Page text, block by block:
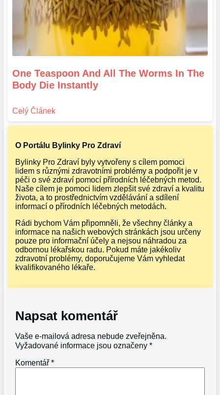
One Teaspoon And All The Worms In The
Body Die Instantly
O Portálu Bylinky Pro Zdraví
Bylinky Pro Zdraví byly vytvořeny s cílem pomoci
lidem s různými zdravotními problémy a podpořit je v
péči o své zdraví pomocí přírodních léčebných metod.
Naše cílem je pomoci lidem zlepšit své zdraví a kvalitu
života, a to prostřednictvím vzdělávání a sdílení
informací o přírodních léčebných metodách.
Rádi bychom Vám připomněli, že všechny články a
informace na našich webových stránkách jsou určeny
pouze pro informační účely a nejsou náhradou za
odbornou lékařskou radu. Pokud máte jakékoliv
zdravotní problémy, doporučujeme Vám vyhledat
kvalifikovaného lékaře.
Napsat komentář
Vaše e-mailová adresa nebude zveřejněna.
Vyžadované informace jsou označeny*
Komentář*